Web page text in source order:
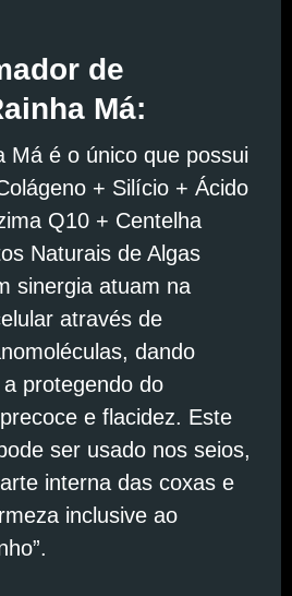
de
Má:
Má é o único que possui
+ Silício + Ácido
Q10 + Centelha
Naturais de Algas
sinergia atuam na
através de
dando
protegendo do
e flacidez. Este
ser usado nos seios,
interna das coxas e
inclusive ao